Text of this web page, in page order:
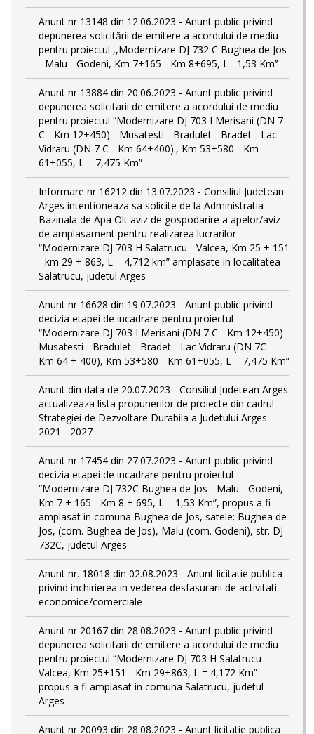
Anunt nr 13148 din 12.06.2023 - Anunt public privind
depunerea solicitării de emitere a acordului de mediu
pentru proiectul ,,Modernizare DJ 732 C Bughea de Jos
- Malu - Godeni, Km 7+165 - Km 8+695, L= 1,53 Km’’
Anunt nr 13884 din 20.06.2023 - Anunt public privind
depunerea solicitarii de emitere a acordului de mediu
pentru proiectul “Modernizare DJ 703 I Merisani (DN 7
C - Km 12+450) - Musatesti - Bradulet - Bradet - Lac
Vidraru (DN 7 C - Km 64+400)., Km 53+580 - Km
61+055, L = 7,475 Km”
Informare nr 16212 din 13.07.2023 - Consiliul Judetean
Arges intentioneaza sa solicite de la Administratia
Bazinala de Apa Olt aviz de gospodarire a apelor/aviz
de amplasament pentru realizarea lucrarilor
“Modernizare DJ 703 H Salatrucu - Valcea, Km 25 + 151
- km 29 + 863, L = 4,712 km” amplasate in localitatea
Salatrucu, judetul Arges
Anunt nr 16628 din 19.07.2023 - Anunt public privind
decizia etapei de incadrare pentru proiectul
“Modernizare DJ 703 I Merisani (DN 7 C - Km 12+450) -
Musatesti - Bradulet - Bradet - Lac Vidraru (DN 7C -
Km 64 + 400), Km 53+580 - Km 61+055, L = 7,475 Km”
Anunt din data de 20.07.2023 - Consiliul Judetean Arges
actualizeaza lista propunerilor de proiecte din cadrul
Strategiei de Dezvoltare Durabila a Judetului Arges
2021 - 2027
Anunt nr 17454 din 27.07.2023 - Anunt public privind
decizia etapei de incadrare pentru proiectul
“Modernizare DJ 732C Bughea de Jos - Malu - Godeni,
Km 7 + 165 - Km 8 + 695, L = 1,53 Km”, propus a fi
amplasat in comuna Bughea de Jos, satele: Bughea de
Jos, (com. Bughea de Jos), Malu (com. Godeni), str. DJ
732C, judetul Arges
Anunt nr. 18018 din 02.08.2023 - Anunt licitatie publica
privind inchirierea in vederea desfasurarii de activitati
economice/comerciale
Anunt nr 20167 din 28.08.2023 - Anunt public privind
depunerea solicitarii de emitere a acordului de mediu
pentru proiectul “Modernizare DJ 703 H Salatrucu -
Valcea, Km 25+151 - Km 29+863, L = 4,172 Km”
propus a fi amplasat in comuna Salatrucu, judetul
Arges
Anunt nr 20093 din 28.08.2023 - Anunt licitatie publica